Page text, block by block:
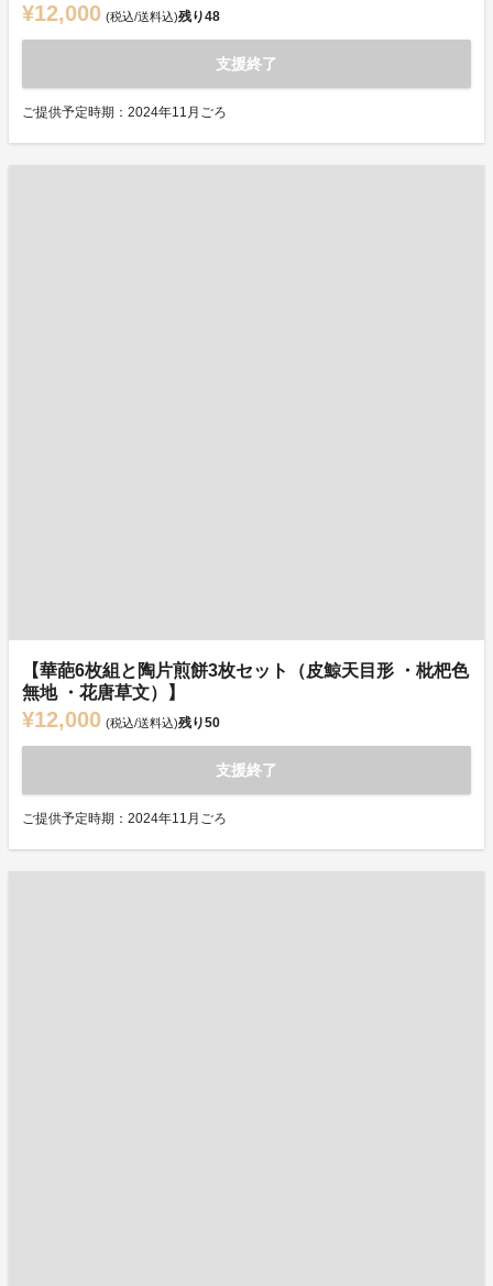
¥12,000 (税込/送料込)残り48
支援終了
ご提供予定時期：2024年11月ごろ
【華葩6枚組と陶片煎餅3枚セット（皮鯨天目形 ・枇杷色
無地 ・花唐草文）】
¥12,000 (税込/送料込)残り50
支援終了
ご提供予定時期：2024年11月ごろ